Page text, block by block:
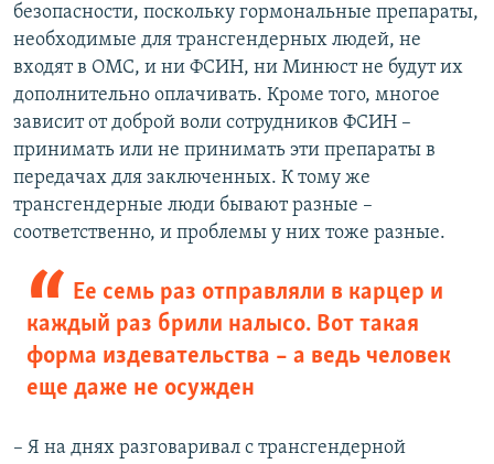
безопасности, поскольку гормональные препараты,
необходимые для трансгендерных людей, не
входят в ОМС, и ни ФСИН, ни Минюст не будут их
дополнительно оплачивать. Кроме того, многое
зависит от доброй воли сотрудников ФСИН –
принимать или не принимать эти препараты в
передачах для заключенных. К тому же
трансгендерные люди бывают разные –
соответственно, и проблемы у них тоже разные.
Ее семь раз отправляли в карцер и
каждый раз брили налысо. Вот такая
форма издевательства – а ведь человек
еще даже не осужден
– Я на днях разговаривал с трансгендерной